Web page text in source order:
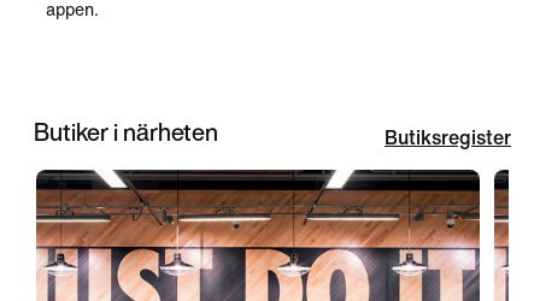
appen.
Butiker i närheten Butiksregister